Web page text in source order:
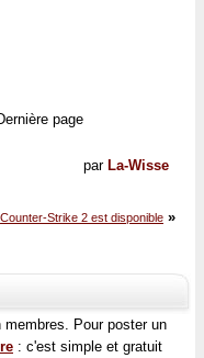
page
par La-Wisse
Counter-Strike 2 est disponible »
membres. Pour poster un
: c'est simple et gratuit